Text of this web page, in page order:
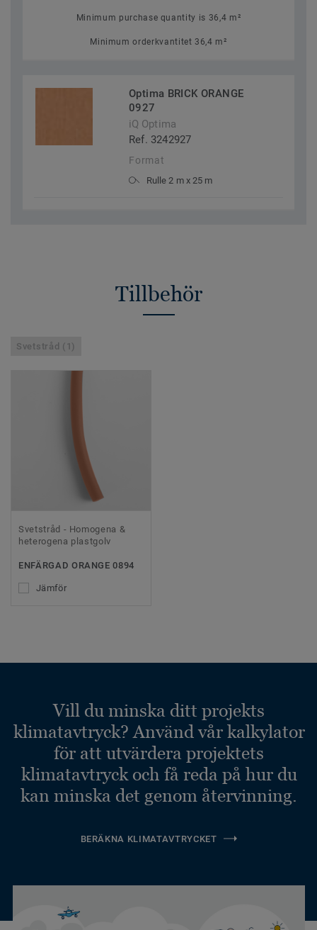
Minimum purchase quantity is 36,4 m²
Minimum orderkvantitet 36,4 m²
Optima BRICK ORANGE
0927
iQ Optima
Ref. 3242927
Format
Rulle 2 m x 25 m
Tillbehör
Svetstråd (1)
Svetstråd - Homogena &
heterogena plastgolv
ENFÄRGAD ORANGE 0894
Jämför
Vill du minska ditt projekts
klimatavtryck? Använd vår kalkylator
för att utvärdera projektets
klimatavtryck och få reda på hur du
kan minska det genom återvinning.
BERÄKNA KLIMATAVTRYCKET